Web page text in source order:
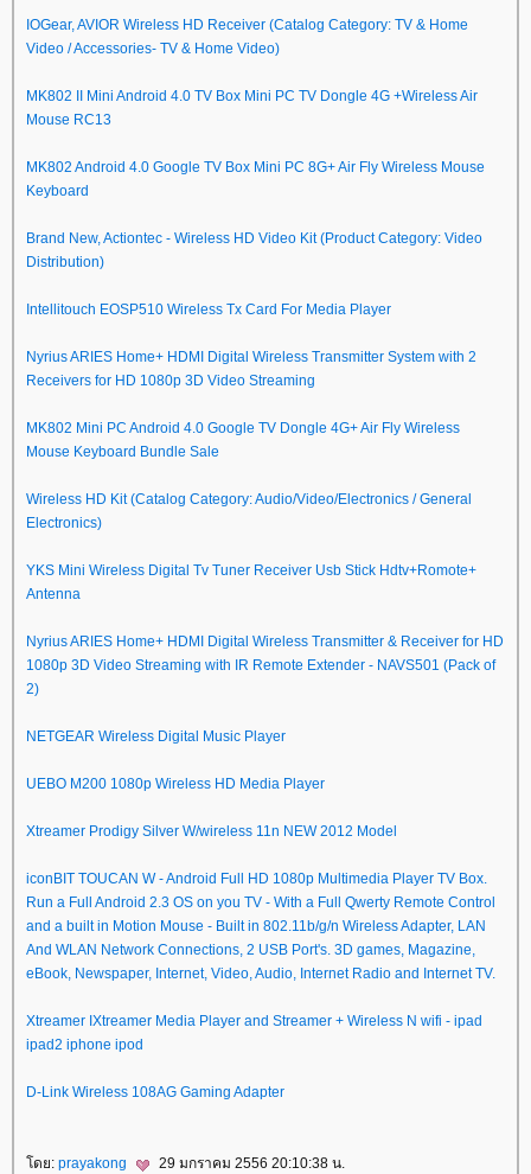
IOGear, AVIOR Wireless HD Receiver (Catalog Category: TV & Home
Video / Accessories- TV & Home Video)
MK802 II Mini Android 4.0 TV Box Mini PC TV Dongle 4G +Wireless Air
Mouse RC13
MK802 Android 4.0 Google TV Box Mini PC 8G+ Air Fly Wireless Mouse
Keyboard
Brand New, Actiontec - Wireless HD Video Kit (Product Category: Video
Distribution)
Intellitouch EOSP510 Wireless Tx Card For Media Player
Nyrius ARIES Home+ HDMI Digital Wireless Transmitter System with 2
Receivers for HD 1080p 3D Video Streaming
MK802 Mini PC Android 4.0 Google TV Dongle 4G+ Air Fly Wireless
Mouse Keyboard Bundle Sale
Wireless HD Kit (Catalog Category: Audio/Video/Electronics / General
Electronics)
YKS Mini Wireless Digital Tv Tuner Receiver Usb Stick Hdtv+Romote+
Antenna
Nyrius ARIES Home+ HDMI Digital Wireless Transmitter & Receiver for HD
1080p 3D Video Streaming with IR Remote Extender - NAVS501 (Pack of
2)
NETGEAR Wireless Digital Music Player
UEBO M200 1080p Wireless HD Media Player
Xtreamer Prodigy Silver W/wireless 11n NEW 2012 Model
iconBIT TOUCAN W - Android Full HD 1080p Multimedia Player TV Box.
Run a Full Android 2.3 OS on you TV - With a Full Qwerty Remote Control
and a built in Motion Mouse - Built in 802.11b/g/n Wireless Adapter, LAN
And WLAN Network Connections, 2 USB Port's. 3D games, Magazine,
eBook, Newspaper, Internet, Video, Audio, Internet Radio and Internet TV.
Xtreamer IXtreamer Media Player and Streamer + Wireless N wifi - ipad
ipad2 iphone ipod
D-Link Wireless 108AG Gaming Adapter
ดย: prayakong 29 มกราคม 2556 20:10:38 น.